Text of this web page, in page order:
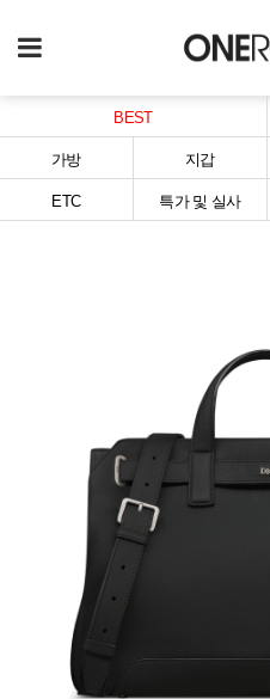
BEST
가방 지갑
ETC 특가 및 실사